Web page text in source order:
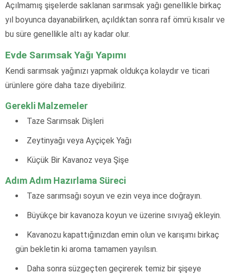
Açılmamış şişelerde saklanan sarımsak yağı genellikle birkaç
yıl boyunca dayanabilirken, açıldıktan sonra raf ömrü kısalır ve
bu süre genellikle altı ay kadar olur.
Evde Sarımsak Yağı Yapımı
Kendi sarımsak yağınızı yapmak oldukça kolaydır ve ticari
ürünlere göre daha taze diyebiliriz.
Gerekli Malzemeler
Taze Sarımsak Dişleri
Zeytinyağı veya Ayçiçek Yağı
Küçük Bir Kavanoz veya Şişe
Adım Adım Hazırlama Süreci
Taze sarımsağı soyun ve ezin veya ince doğrayın.
Büyükçe bir kavanoza koyun ve üzerine sıvıyağ ekleyin.
Kavanozu kapattığınızdan emin olun ve karışımı birkaç
gün bekletin ki aroma tamamen yayılsın.
Daha sonra süzgeçten geçirerek temiz bir şişeye